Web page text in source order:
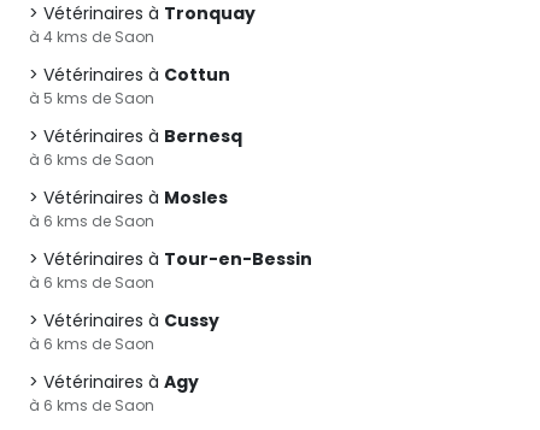
Vétérinaires à Tronquay
à 4 kms de Saon
Vétérinaires à Cottun
à 5 kms de Saon
Vétérinaires à Bernesq
à 6 kms de Saon
Vétérinaires à Mosles
à 6 kms de Saon
Vétérinaires à Tour-en-Bessin
à 6 kms de Saon
Vétérinaires à Cussy
à 6 kms de Saon
Vétérinaires à Agy
à 6 kms de Saon